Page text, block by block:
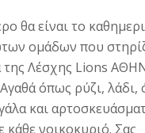
θα είναι το
ομάδων που
της Λέσχης Lions
όπως ρύζι, λάδι,
και
κάθε νοικοκυριό. Σας